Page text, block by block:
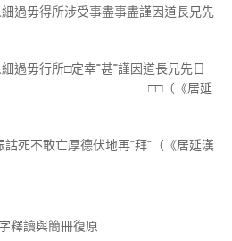
過毋得所涉受事盡事盡謹因道長兄先
過毋行所□定幸˭甚˭謹因道長兄先日
居延
敢亡厚德伏地再˭拜˭（《居延漢
釋讀與簡冊復原